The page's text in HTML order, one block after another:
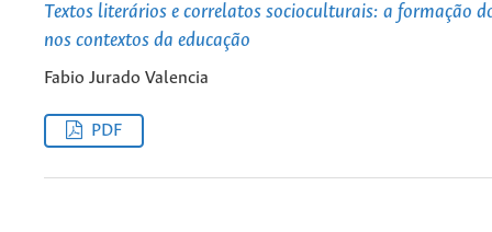
Textos literários e correlatos socioculturais: a formação
nos contextos da educação
Fabio Jurado Valencia
PDF